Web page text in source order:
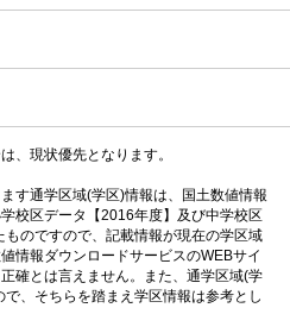
、現状優先となります。
す通学区域(学区)情報は、国土数値情報
校区データ【2016年度】及び中学校区
のですので、記載情報が現在の学区域
情報ダウンロードサービスのWEBサイ
確とは言えません。また、通学区域(学
、そちらを踏まえ学区情報は参考とし